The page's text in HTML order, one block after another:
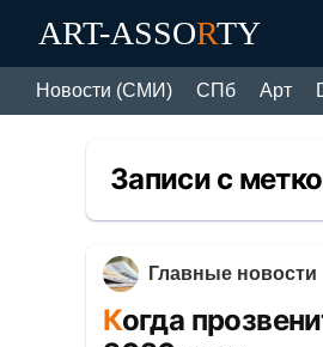
ART-ASSORTY
Новости (СМИ) СПб Арт
Записи с
Главные новости
Когда прозвенит Последний звонок для девятиклассников в